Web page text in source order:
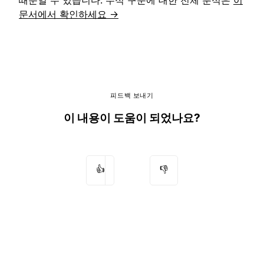
문서에서 확인하세요 →
피드백 보내기
이 내용이 도움이 되었나요?
👍 👎